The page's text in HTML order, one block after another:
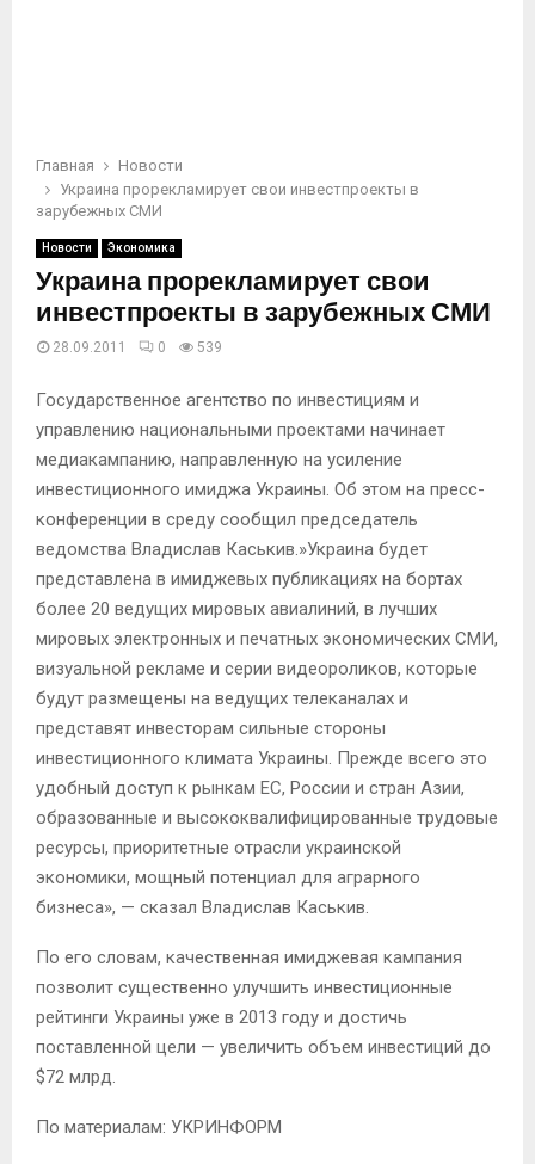
Главная
Новости
Украина прорекламирует свои инвестпроекты в
зарубежных СМИ
Новости Экономика
Украина прорекламирует свои
инвестпроекты в зарубежных СМИ
28.09.2011 0 539
Государственное агентство по инвестициям и
управлению национальными проектами начинает
медиакампанию, направленную на усиление
инвестиционного имиджа Украины. Об этом на пресс-
конференции в среду сообщил председатель
ведомства Владислав Каськив.»Украина будет
представлена в имиджевых публикациях на бортах
более 20 ведущих мировых авиалиний, в лучших
мировых электронных и печатных экономических СМИ,
визуальной рекламе и серии видеороликов, которые
будут размещены на ведущих телеканалах и
представят инвесторам сильные стороны
инвестиционного климата Украины. Прежде всего это
удобный доступ к рынкам ЕС, России и стран Азии,
образованные и высококвалифицированные трудовые
ресурсы, приоритетные отрасли украинской
экономики, мощный потенциал для аграрного
бизнеса», — сказал Владислав Каськив.
По его словам, качественная имиджевая кампания
позволит существенно улучшить инвестиционные
рейтинги Украины уже в 2013 году и достичь
поставленной цели — увеличить объем инвестиций до
$72 млрд.
По материалам: УКРИНФОРМ